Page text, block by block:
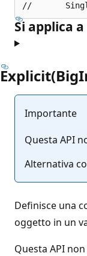
Si applica a
Importante
Questa API
Alternativa
Definisce una
oggetto in un
Questa API